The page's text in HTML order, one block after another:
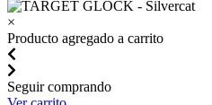
×
Producto agregado a carrito
Seguir comprando